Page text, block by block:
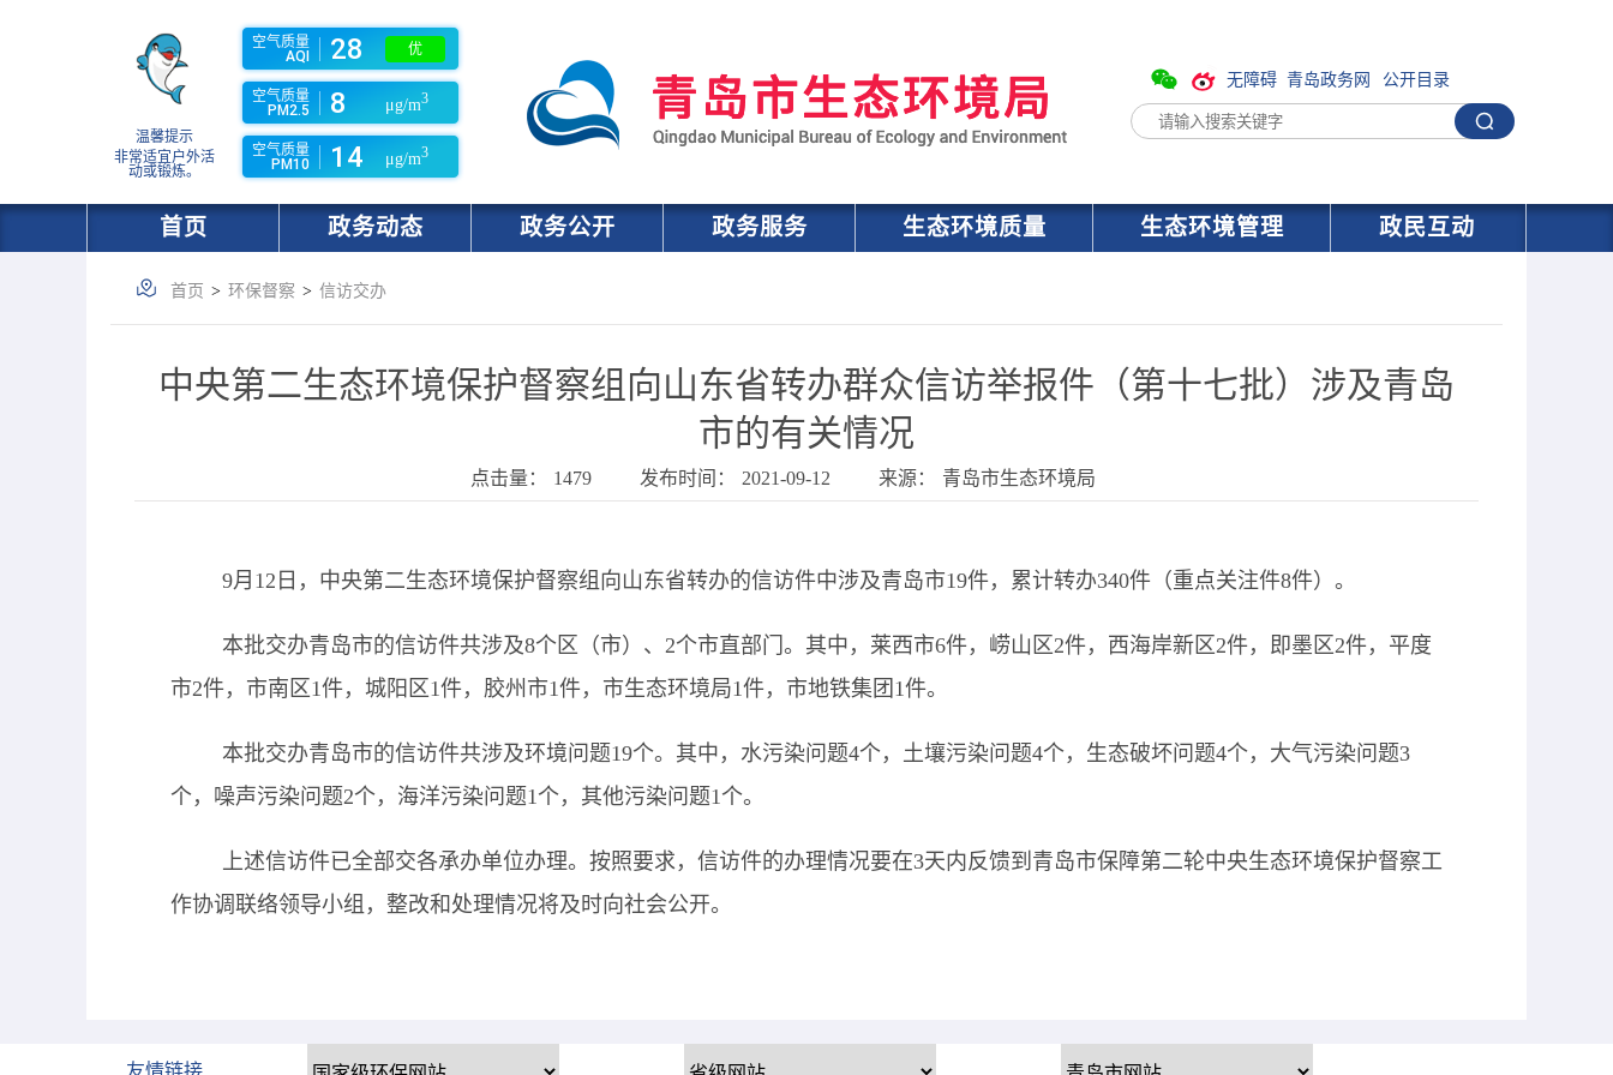
温馨提示
非常适宜户外活
动或锻炼。
空气质量
AQI
28 优
空气质量
PM2.5
8 μg/m3
空气质量
PM10
14 μg/m3
无障碍 青岛政务网 公开目录
首页 政务动态 政务公开 政务服务 生态环境质量 生态环境管理 政民互动
首页 > 环保督察 > 信访交办
中央第二生态环境保护督察组向山东省转办群众信访举报件（第十七批）涉及青岛
市的有关情况
点击量： 1479 发布时间： 2021-09-12 来源： 青岛市生态环境局
9月12日，中央第二生态环境保护督察组向山东省转办的信访件中涉及青岛市19件，累计转办340件（重点关注件8件）。
本批交办青岛市的信访件共涉及8个区（市）、2个市直部门。其中，莱西市6件，崂山区2件，西海岸新区2件， 即墨区2件，平度
市2件， 市南区1件，城阳区1件，胶州市1件， 市生态环境局1件，市地铁集团 1件。
本批交办青岛市的信访件共涉及环境问题19个。其中，水污染问题4个， 土壤污染问题4个，生态破坏问题4个， 大气污染问题3
个， 噪声污染问题2个， 海洋污染问题1个，其他污染问题1个。
上述信访件已全部交各承办单位办理。按照要求，信访件的办理情况要在3天内反馈到青岛市保障第二轮中央生态环境保护督察工
作协调联络领导小组，整改和处理情况将及时向社会公开。
友情链接